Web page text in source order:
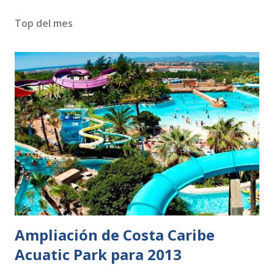
Top del mes
Ampliación de Costa Caribe
Acuatic Park para 2013